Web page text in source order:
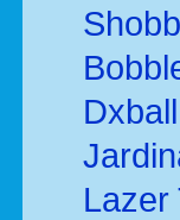
Dxball
Lazer